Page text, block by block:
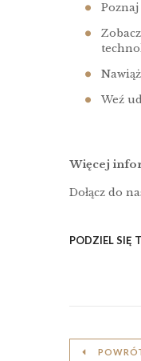
Weź
Więcej
Dołącz do
PODZIEL SIĘ